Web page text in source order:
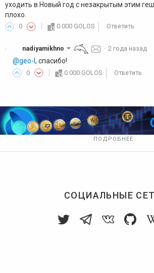
уходить в Новый год с незакрытым этим
плохо.
0 0.000 GOLOS Ответить
· nadiyamikhno ·2 года назад
@geo-l , спасибо!
0 0.000 GOLOS Ответить
ПОДРОБНЕЕ
СОЦИАЛЬНЫЕ